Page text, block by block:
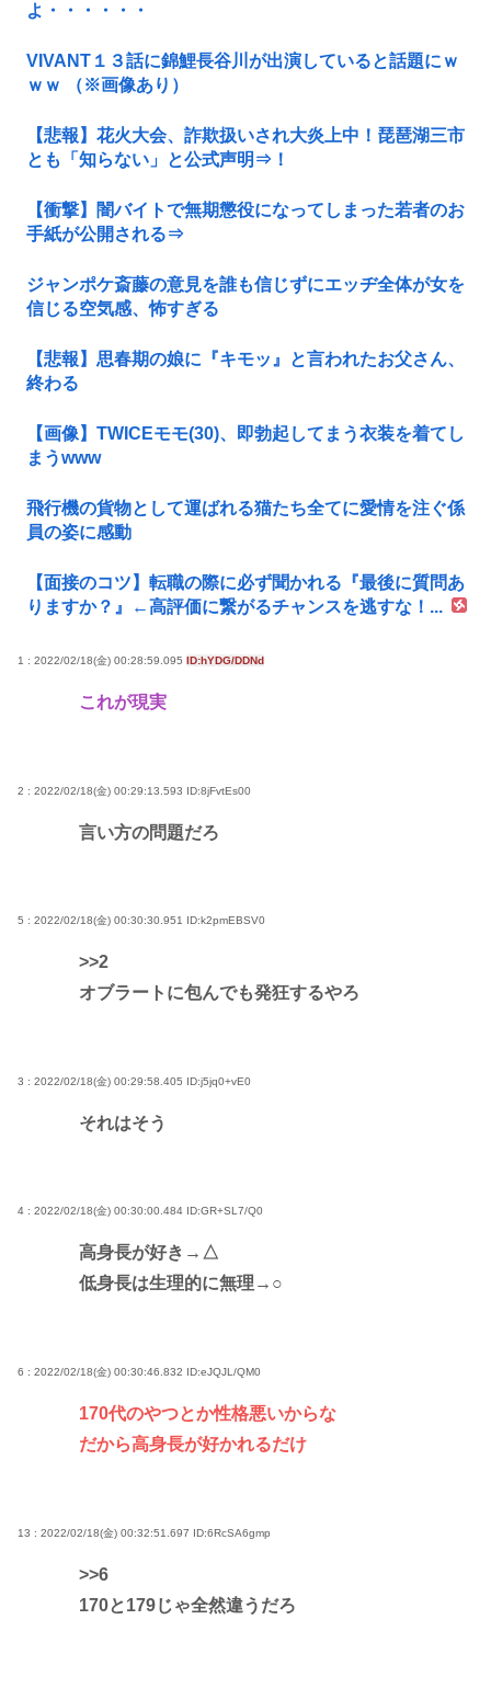
よ・・・・・・
VIVANT１３話に錦鯉長谷川が出演していると話題にｗ
ｗｗ （※画像あり）
【悲報】花火大会、詐欺扱いされ大炎上中！琵琶湖三市
とも「知らない」と公式声明⇒！
【衝撃】闇バイトで無期懲役になってしまった若者のお
手紙が公開される⇒
ジャンポケ斎藤の意見を誰も信じずにエッヂ全体が女を
信じる空気感、怖すぎる
【悲報】思春期の娘に『キモッ』と言われたお父さん、
終わる
【画像】TWICEモモ(30)、即勃起してまう衣装を着てし
まうwww
飛行機の貨物として運ばれる猫たち全てに愛情を注ぐ係
員の姿に感動
【面接のコツ】転職の際に必ず聞かれる『最後に質問あ
りますか？』←高評価に繋がるチャンスを逃すな！...
1 : 2022/02/18(金) 00:28:59.095 ID:hYDG/DDNd
これが現実
2 : 2022/02/18(金) 00:29:13.593 ID:8jFvtEs00
言い方の問題だろ
5 : 2022/02/18(金) 00:30:30.951 ID:k2pmEBSV0
>>2
オブラートに包んでも発狂するやろ
3 : 2022/02/18(金) 00:29:58.405 ID:j5jq0+vE0
それはそう
4 : 2022/02/18(金) 00:30:00.484 ID:GR+SL7/Q0
高身長が好き→△
低身長は生理的に無理→○
6 : 2022/02/18(金) 00:30:46.832 ID:eJQJL/QM0
170代のやつとか性格悪いからな
だから高身長が好かれるだけ
13 : 2022/02/18(金) 00:32:51.697 ID:6RcSA6gmp
>>6
170と179じゃ全然違うだろ